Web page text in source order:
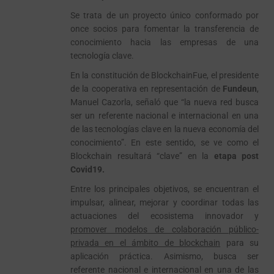
Se trata de un proyecto único conformado por
once socios para fomentar la transferencia de
conocimiento hacia las empresas de una
tecnología clave.
En la constitución de BlockchainFue, el presidente
de la cooperativa en representación de Fundeun,
Manuel Cazorla, señaló que “la nueva red busca
ser un referente nacional e internacional en una
de las tecnologías clave en la nueva economía del
conocimiento”. En este sentido, se ve como el
Blockchain resultará “clave” en la etapa post
Covid19.
Entre los principales objetivos, se encuentran el
impulsar, alinear, mejorar y coordinar todas las
actuaciones del ecosistema innovador y
promover modelos de colaboración público-
privada en el ámbito de blockchain para su
aplicación práctica. Asimismo, busca ser
referente nacional e internacional en una de las